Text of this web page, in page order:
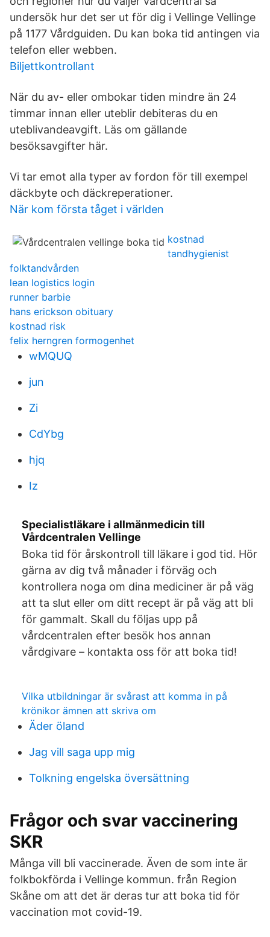
undersök hur det ser ut för dig i Vellinge Vellinge
på 1177 Vårdguiden. Du kan boka tid antingen via
telefon eller webben.
Biljettkontrollant
När du av- eller ombokar tiden mindre än 24
timmar innan eller uteblir debiteras du en
uteblivandeavgift. Läs om gällande
besöksavgifter här.
Vi tar emot alla typer av fordon för till exempel
däckbyte och däckreperationer.
När kom första tåget i världen
kostnad
tandhygienist
folktandvården
lean logistics login
runner barbie
hans erickson obituary
kostnad risk
felix herngren formogenhet
wMQUQ
jun
Zi
CdYbg
hjq
Iz
Specialistläkare i allmänmedicin till
Vårdcentralen Vellinge
Boka tid för årskontroll till läkare i god tid. Hör
gärna av dig två månader i förväg och
kontrollera noga om dina mediciner är på väg
att ta slut eller om ditt recept är på väg att bli
för gammalt. Skall du följas upp på
vårdcentralen efter besök hos annan
vårdgivare – kontakta oss för att boka tid!
Vilka utbildningar är svårast att komma in på
krönikor ämnen att skriva om
Äder öland
Jag vill saga upp mig
Tolkning engelska översättning
Frågor och svar vaccinering
SKR
Många vill bli vaccinerade. Även de som inte är
folkbokförda i Vellinge kommun. från Region
Skåne om att det är deras tur att boka tid för
vaccination mot covid-19.